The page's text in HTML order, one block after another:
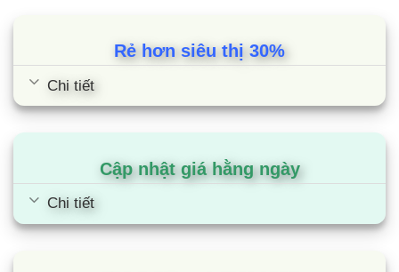
Rẻ hơn siêu thị 30%
Chi tiết
Cập nhật giá hằng ngày
Chi tiết